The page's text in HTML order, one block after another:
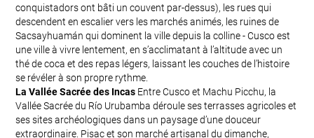
conquistadors ont bâti un couvent par-dessus), les rues qui
descendent en escalier vers les marchés animés, les ruines de
Sacsayhuamán qui dominent la ville depuis la colline - Cusco est
une ville à vivre lentement, en s’acclimatant à l’altitude avec un
thé de coca et des repas légers, laissant les couches de l’histoire
se révéler à son propre rythme.
La Vallée Sacrée des Incas Entre Cusco et Machu Picchu, la
Vallée Sacrée du Río Urubamba déroule ses terrasses agricoles et
ses sites archéologiques dans un paysage d’une douceur
extraordinaire. Pisac et son marché artisanal du dimanche,